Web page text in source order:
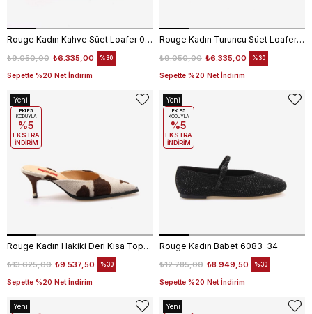
Rouge Kadın Kahve Süet Loafer 0172
₺6.335,00
₺9.050,00
Sepette %20 Net İndirim
%30
Rouge Kadın Turuncu Süet Loafer 0172
₺6.335,00
₺9.050,00
Sepette %20 Net İndirim
%30
Rouge Kadın Hakiki Deri Kısa Topuklu Terlik 140-91
₺9.537,50
₺13.625,00
Sepette %20 Net İndirim
%30
Yeni
Ürün
EKLE5
KODUYLA
%5
EKSTRA
İNDİRİM
Rouge Kadın Babet 6083-34
₺8.949,50
₺12.785,00
Sepette %20 Net İndirim
%30
Yeni
Ürün
EKLE5
KODUYLA
%5
EKSTRA
İNDİRİM
Yeni
Yeni